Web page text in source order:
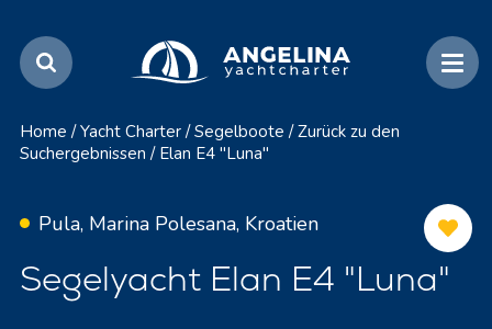
Home / Yacht Charter / Segelboote / Zurück zu den
Suchergebnissen / Elan E4 "Luna"
Pula, Marina Polesana, Kroatien
Segelyacht Elan E4 "Luna"